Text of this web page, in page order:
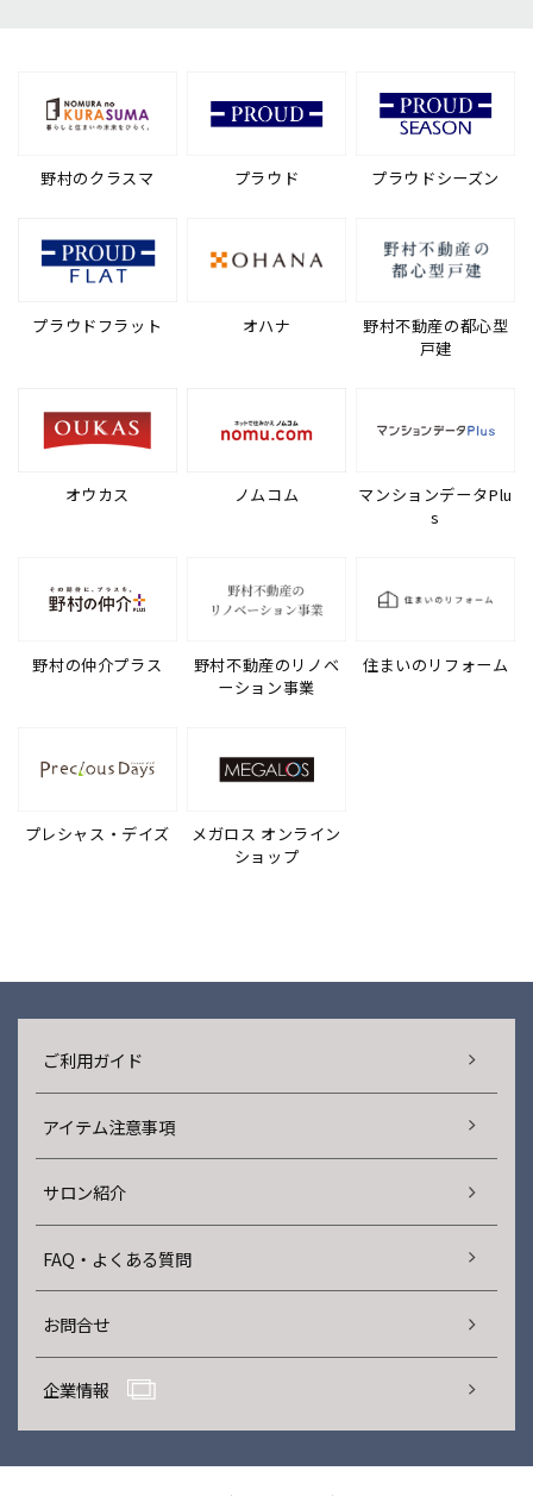
野村のクラスマ プラウド プラウドシーズン
プラウドフラット オハナ
野村不動産の都心型
戸建
オウカス ノムコム
マンションデータPlu
s
野村の仲介プラス
野村不動産のリノベ
ーション事業
住まいのリフォーム
プレシャス・デイズ
メガロス オンライン
ショップ
ご利用ガイド
アイテム注意事項
サロン紹介
FAQ・よくある質問
お問合せ
企業情報